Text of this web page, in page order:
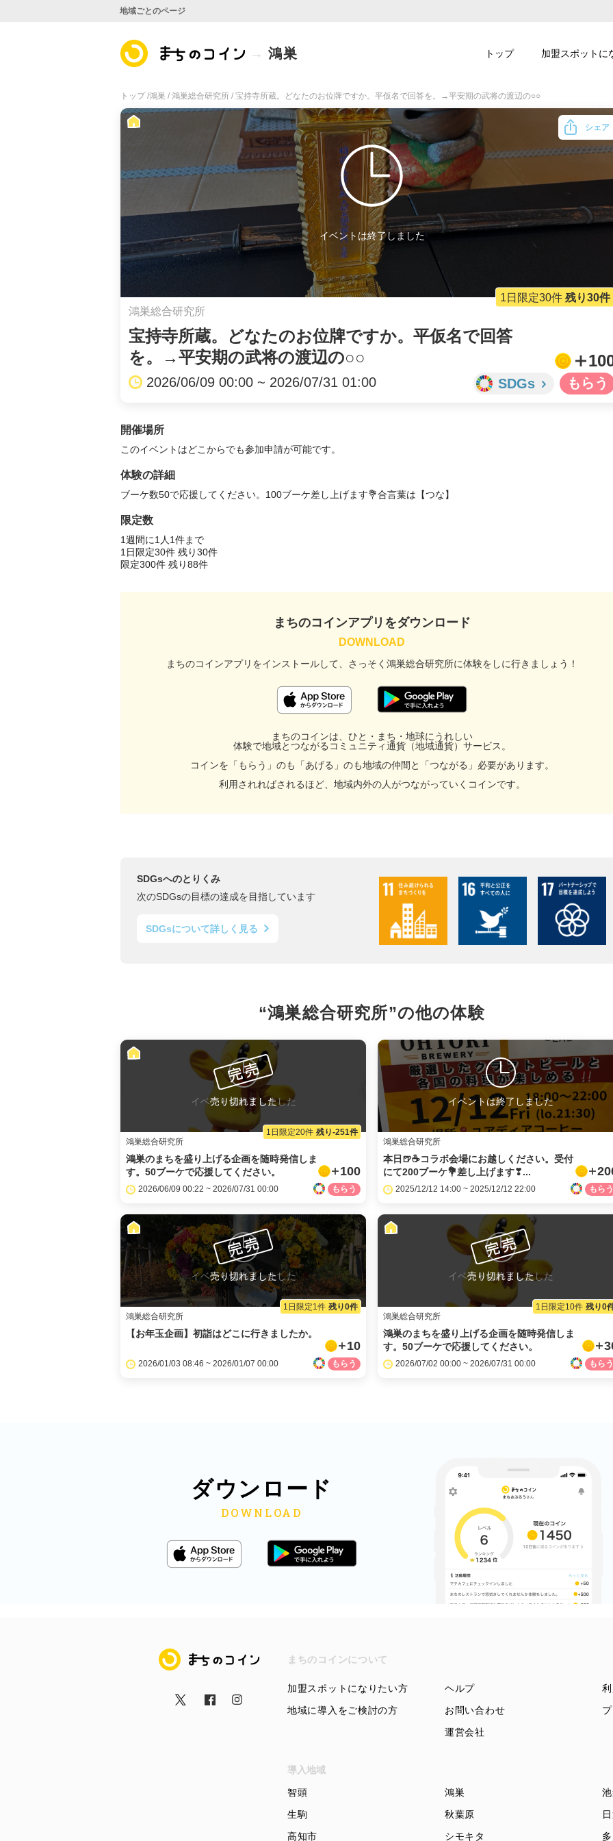
トップ /鴻巣 / 鴻巣総合研究所 / 宝持寺所蔵。どなたのお位牌ですか。平仮名で回答を。→平安期の武将の渡辺の○○
イベントは終了しました
鴻巣総合研究所
宝持寺所蔵。どなたのお位牌ですか。平仮名で回答
を。→平安期の武将の渡辺の○○
2026/06/09 00:00 ~ 2026/07/31 01:00 SDGs
1日限定30件 残り30件
シェア
facebook
X
URLをコピー
開催場所
このイベントはどこからでも参加申請が可能です。
体験の詳細
ブーケ数50で応援してください。100ブーケ差し上げます💐合言葉は【つな】
限定数
1週間に1人1件まで
1日限定30件 残り30件
限定300件 残り88件
まちのコインアプリをダウンロード
まちのコインアプリをインストールして、 さっそく鴻巣総合研究所に体験をしに行きましょう！
まちのコインは、ひと・まち・地球にうれしい
体験で地域とつながるコミュニティ通貨（地域通貨）サービス。
コインを「もらう」のも「あげる」のも地域の仲間と「つながる」必要があります。
利用されればされるほど、地域内外の人がつながっていくコインです。
SDGsへのとりくみ
次のSDGsの目標の達成を目指しています
SDGsについて詳しく見る
“鴻巣総合研究所”の他の体験
イベントは終了しました
売り切れました
鴻巣総合研究所
鴻巣のまちを盛り上げる企画を随時発信しま
す。50ブーケで応援してください。
100
2026/06/09 00:22 ~ 2026/07/31 00:00
1日限定20件 残り-251件
イベントは終了しました
鴻巣総合研究所
本日🍺☕️コラボ会場にお越しください。受付
にて200ブーケ💐差し上げます❣...
2025/12/12 14:00 ~ 2025/12/12 22:00
イベントは終了しました
売り切れました
鴻巣総合研究所
【お年玉企画】初詣はどこに行きましたか。
10
2026/01/03 08:46 ~ 2026/01/07 00:00
1日限定1件 残り0件
イベントは終了しました
売り切れました
鴻巣総合研究所
鴻巣のまちを盛り上げる企画を随時発信しま
す。50ブーケで応援してください。
2026/07/02 00:00 ~ 2026/07/31 00:00
1日限定10件 残り0
ダウンロード
まちのコイン まちのコインについて
加盟スポットになりたい方
地域に導入をご検討の方
ヘルプ
お問い合わせ
運営会社
導入地域
智頭 鴻巣
生駒
秋葉原
高知市
シモキタ
地域ごとのページ
トップ 加盟スポットに
鴻巣